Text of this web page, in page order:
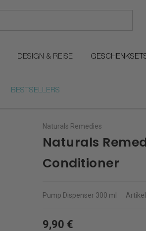
DESIGN & REISE
BESTSELLERS
Naturals Remedies
Naturals
Conditioner
Pump Dispenser 300 ml
9,90 €